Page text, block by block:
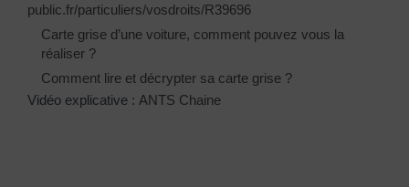
public.fr/particuliers/vosdroits/R39696
Carte grise d’une voiture, comment pouvez vous la
réaliser ?
Comment lire et décrypter sa carte grise ?
Vidéo explicative : ANTS Chaine